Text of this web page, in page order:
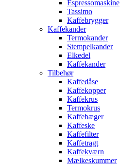
Espressomaskine
Tassimo
Kaffebrygger
Kaffekander
Termokander
Stempelkander
Elkedel
Kaffekander
Tilbehør
Kaffedåse
Kaffekopper
Kaffekrus
Termokrus
Kaffebæger
Kaffeske
Kaffefilter
Kaffetragt
Kaffekværn
Mælkeskummer